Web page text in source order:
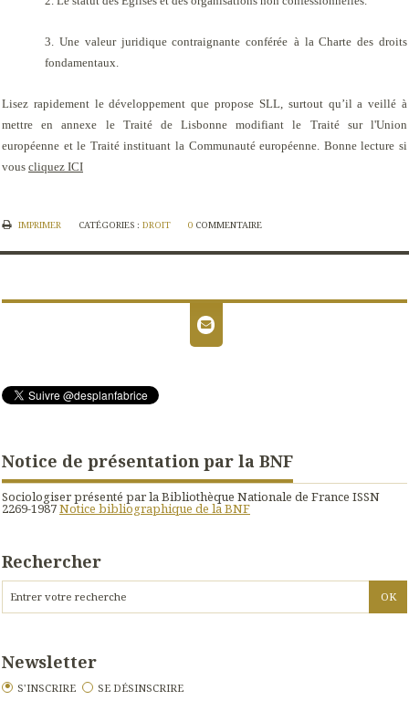
Notice de présentation par la BNF
Sociologiser présenté par la Bibliothèque Nationale de France ISSN
2269-1987Notice bibliographique de la BNF
Rechercher
Newsletter
S'INSCRIRE SE DÉSINSCRIRE
3. Une valeur juridique contraignante conférée à la Charte des droits
fondamentaux.
Lisez rapidement le développement que propose SLL, surtout qu’il a veillé à
mettre en annexe le Traité de Lisbonne modifiant le Traité sur l'Union
européenne et le Traité instituant la Communauté européenne. Bonne lecture si
vous cliquez ICI
IMPRIMER CATÉGORIES : DROIT 0 COMMENTAIRE